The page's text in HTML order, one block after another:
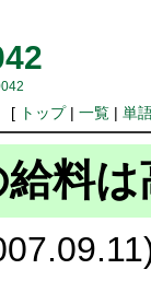
[ トップ| 一覧| 単
料